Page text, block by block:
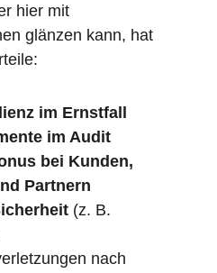
hier mit
glänzen kann, hat
im Ernstfall
im Audit
bei Kunden,
Partnern
(z. B.
nach